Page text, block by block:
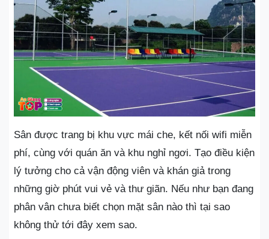
Sân được trang bị khu vực mái che, kết nối wifi miễn
phí, cùng với quán ăn và khu nghỉ ngơi. Tạo điều kiện
lý tưởng cho cả vận động viên và khán giả trong
những giờ phút vui vẻ và thư giãn. Nếu như bạn đang
phân vân chưa biết chọn mặt sân nào thì tại sao
không thử tới đây xem sao.